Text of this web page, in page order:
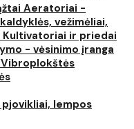
Aeratoriai -
vežimėliai,
ir priedai
- vėsinimo įranga
Vibroplokštės
lempos